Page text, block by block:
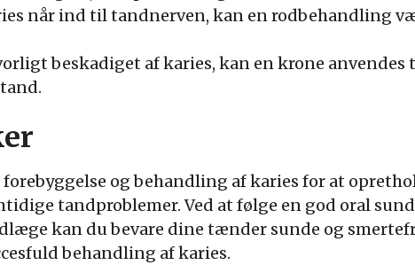
når ind til tandnerven, kan en rodbehandling
beskadiget af karies, kan en krone
og behandling af karies for at
tandproblemer. Ved at følge en god oral
kan du bevare dine tænder sunde og
behandling af karies.